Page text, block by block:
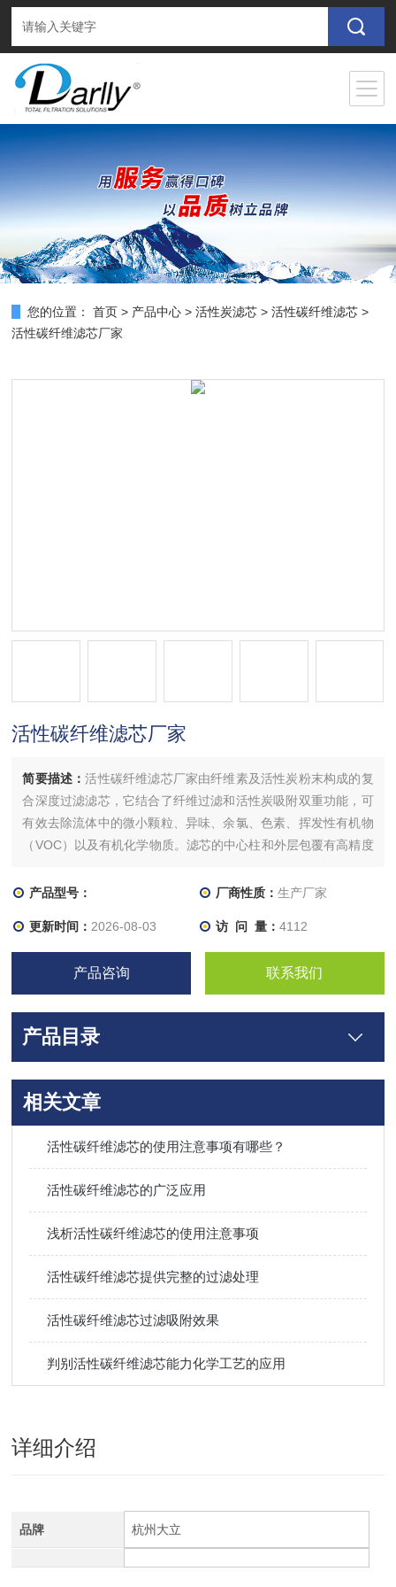
您的位置： 首页 > 产品中心 >活性炭滤芯 >活性碳纤维滤芯 >
活性碳纤维滤芯厂家
活性碳纤维滤芯厂家
简要描述：活性碳纤维滤芯厂家由纤维素及活性炭粉末构成的复
合深度过滤滤芯，它结合了纤维过滤和活性炭吸附双重功能，可
有效去除流体中的微小颗粒、异味、余氯、色素、挥发性有机物
（VOC）以及有机化学物质。滤芯的中心柱和外层包覆有高精度
产品型号：
厂商性质： 生产厂家
更新时间： 2026-08-03 访 问 量： 4112
产品咨询 联系我们
产品目录
相关文章
活性碳纤维滤芯的使用注意事项有哪些？
活性碳纤维滤芯的广泛应用
浅析活性碳纤维滤芯的使用注意事项
活性碳纤维滤芯提供完整的过滤处理
活性碳纤维滤芯过滤吸附效果
判别活性碳纤维滤芯能力化学工艺的应用
详细介绍
品牌 杭州大立